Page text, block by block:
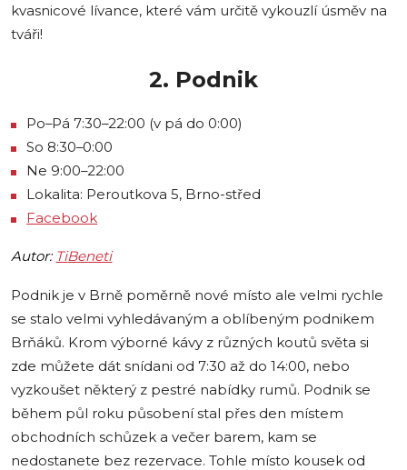
kvasnicové lívance, které vám určitě vykouzlí úsměv na
tváři!
2. Podnik
Po–Pá 7:30–22:00 (v pá do 0:00)
So 8:30–0:00
Ne 9:00–22:00
Lokalita: Peroutkova 5, Brno-střed
Facebook
Autor: TiBeneti
Podnik je v Brně poměrně nové místo ale velmi rychle
se stalo velmi vyhledávaným a oblíbeným podnikem
Brňáků. Krom výborné kávy z různých koutů světa si
zde můžete dát snídani od 7:30 až do 14:00, nebo
vyzkoušet některý z pestré nabídky rumů. Podnik se
během půl roku působení stal přes den místem
obchodních schůzek a večer barem, kam se
nedostanete bez rezervace. Tohle místo kousek od